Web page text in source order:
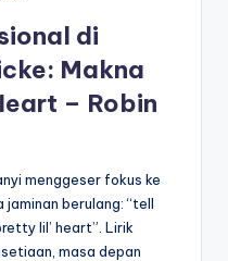
di
Makna
– Robin
menggeser fokus ke
jaminan berulang: “tell
lil’ heart”. Lirik
masa depan